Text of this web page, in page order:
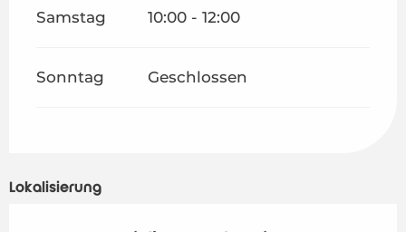
Samstag 10:00 - 12:00
Sonntag Geschlossen
Lokalisierung